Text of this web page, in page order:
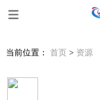
当前位置： 首页 > 资源